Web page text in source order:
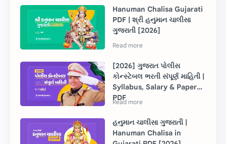
Hanuman Chalisa Gujarati
PDF | શ્રી હનુમાન ચાલીસા
ગુજરાતી [2026]
[2026] ગુજરાત પોલીસ
કોન્સ્ટેબલ ભરતી સંપૂર્ણ માહિતી |
Syllabus, Salary & Paper
PDF
હનુમાન ચાલીસા ગુજરાતી |
Hanuman Chalisa in